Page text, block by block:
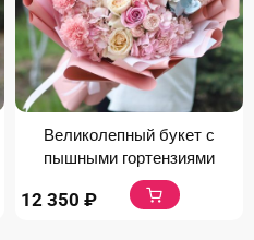
Великолепный букет с
пышными гортензиями
12 350 ₽